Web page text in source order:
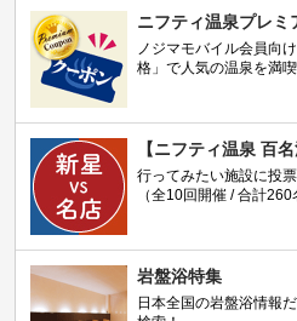
ニフティ温泉プレミ
ノジマモバイル会員向
格」で人気の温泉を満喫
【ニフティ温泉 百名
行ってみたい施設に投
（全10回開催 / 合計260
岩盤浴特集
日本全国の岩盤浴情報